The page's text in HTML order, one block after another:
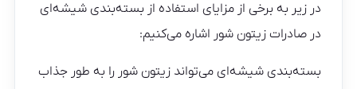
در زیر به برخی از مزایای استفاده از بسته‌بندی شیشه‌ای
در صادرات زیتون شور اشاره می‌کنیم:
بسته‌بندی شیشه‌ای می‌تواند زیتون شور را به طور جذاب